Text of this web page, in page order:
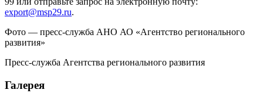
export@msp29.ru.
Фото — пресс-служба АНО АО «Агентство регионального
развития»
Пресс-служба Агентства регионального развития
Галерея